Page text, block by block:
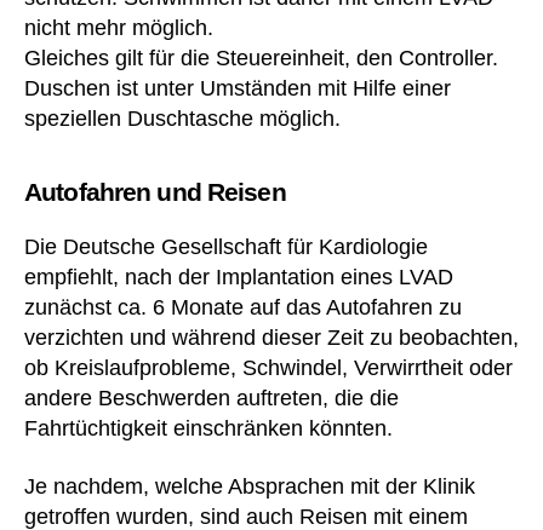
nicht mehr möglich.
Gleiches gilt für die Steuereinheit, den Controller.
Duschen ist unter Umständen mit Hilfe einer
speziellen Duschtasche möglich.
Autofahren und Reisen
Die Deutsche Gesellschaft für Kardiologie
empfiehlt, nach der Implantation eines LVAD
zunächst ca. 6 Monate auf das Autofahren zu
verzichten und während dieser Zeit zu beobachten,
ob Kreislaufprobleme, Schwindel, Verwirrtheit oder
andere Beschwerden auftreten, die die
Fahrtüchtigkeit einschränken könnten.
Je nachdem, welche Absprachen mit der Klinik
getroffen wurden, sind auch Reisen mit einem